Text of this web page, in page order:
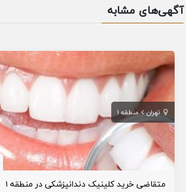
آگهی‌های مشابه
تهران منطقه 1
متقاضی خرید کلینیک دندانپزشکی در منطقه ۱